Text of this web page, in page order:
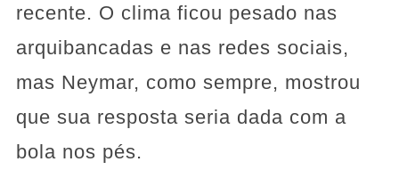
recente. O clima ficou pesado nas
arquibancadas e nas redes sociais,
mas Neymar, como sempre, mostrou
que sua resposta seria dada com a
bola nos pés.